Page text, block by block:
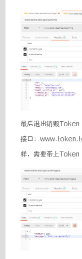
最后退出销毁Token
接口：
样，需要带上Token